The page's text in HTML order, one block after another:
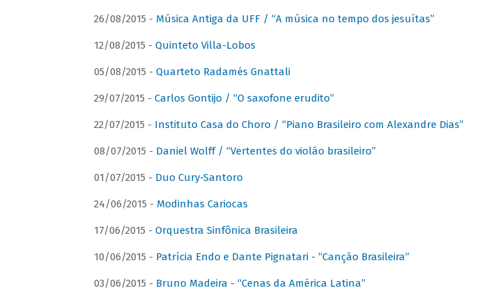
26/08/2015 - Música Antiga da UFF / “A música no tempo dos jesuítas”
12/08/2015 - Quinteto Villa-Lobos
05/08/2015 - Quarteto Radamés Gnattali
29/07/2015 - Carlos Gontijo / “O saxofone erudito”
22/07/2015 - Instituto Casa do Choro / “Piano Brasileiro com Alexandre Dias”
08/07/2015 - Daniel Wolff / “Vertentes do violão brasileiro”
01/07/2015 - Duo Cury-Santoro
24/06/2015 - Modinhas Cariocas
17/06/2015 - Orquestra Sinfônica Brasileira
10/06/2015 - Patrícia Endo e Dante Pignatari - “Canção Brasileira”
03/06/2015 - Bruno Madeira - “Cenas da América Latina”